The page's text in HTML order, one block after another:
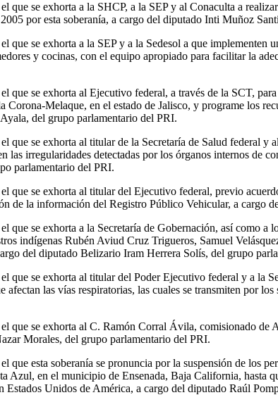
que se exhorta a la SHCP, a la SEP y al Conaculta a
por esta soberanía, a cargo del diputado Inti Muñoz
que se exhorta a la SEP y a la Sedesol a que
y cocinas, con el equipo apropiado para facilitar la
que se exhorta al Ejecutivo federal, a través de la SCT,
Corona-Melaque, en el estado de Jalisco, y programe los
del grupo parlamentario del PRI.
que se exhorta al titular de la Secretaría de Salud federal
las irregularidades detectadas por los órganos internos de
parlamentario del PRI.
que se exhorta al titular del Ejecutivo federal, previo
de la información del Registro Público Vehicular, a cargo
que se exhorta a la Secretaría de Gobernación, así como
indígenas Rubén Aviud Cruz Trigueros, Samuel
del diputado Belizario Iram Herrera Solís, del grupo
que se exhorta al titular del Poder Ejecutivo federal y a la
afectan las vías respiratorias, las cuales se transmiten por
que se exhorta al C. Ramón Corral Ávila, comisionado de
Morales, del grupo parlamentario del PRI.
que esta soberanía se pronuncia por la suspensión de los
Azul, en el municipio de Ensenada, Baja California, hasta
Estados Unidos de América, a cargo del diputado Raúl